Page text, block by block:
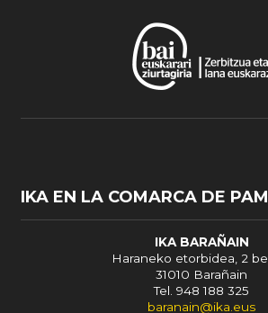
IKA EN LA COMARCA DE
IKA BARAÑAIN
Haraneko etorbidea, 2
31010 Barañain
Tel. 948 188 325
baranain@ika.eus